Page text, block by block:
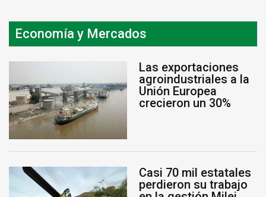
Economía y Mercados
Las exportaciones
agroindustriales a la
Unión Europea
crecieron un 30%
Casi 70 mil estatales
perdieron su trabajo